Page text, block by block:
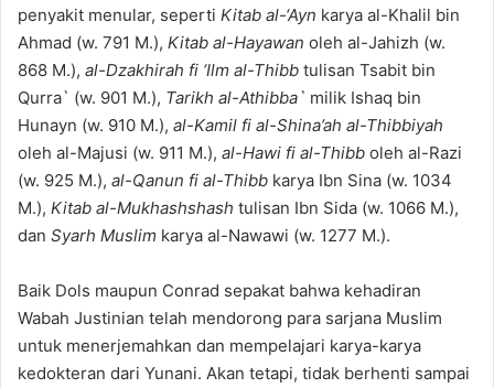
penyakit menular, seperti Kitab al-‘Ayn karya al-Khalil bin
Ahmad (w. 791 M.), Kitab al-Hayawan oleh al-Jahizh (w.
868 M.), al-Dzakhirah fi ‘Ilm al-Thibb tulisan Tsabit bin
Qurra` (w. 901 M.), Tarikh al-Athibba` milik Ishaq bin
Hunayn (w. 910 M.), al-Kamil fi al-Shina’ah al-Thibbiyah
oleh al-Majusi (w. 911 M.), al-Hawi fi al-Thibb oleh al-Razi
(w. 925 M.), al-Qanun fi al-Thibb karya Ibn Sina (w. 1034
M.), Kitab al-Mukhashshash tulisan Ibn Sida (w. 1066 M.),
dan Syarh Muslim karya al-Nawawi (w. 1277 M.).
Baik Dols maupun Conrad sepakat bahwa kehadiran
Wabah Justinian telah mendorong para sarjana Muslim
untuk menerjemahkan dan mempelajari karya-karya
kedokteran dari Yunani. Akan tetapi, tidak berhenti sampai